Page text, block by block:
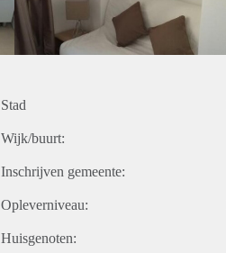
Stad
Wijk/buurt:
Inschrijven gemeente:
Opleverniveau:
Huisgenoten: